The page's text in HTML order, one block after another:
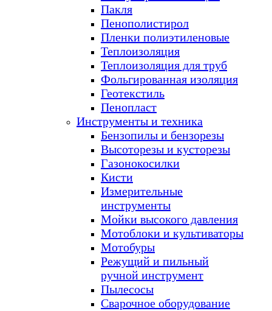
Пакля
Пенополистирол
Пленки полиэтиленовые
Теплоизоляция
Теплоизоляция для труб
Фольгированная изоляция
Геотекстиль
Пенопласт
Инструменты и техника
Бензопилы и бензорезы
Высоторезы и кусторезы
Газонокосилки
Кисти
Измерительные
инструменты
Мойки высокого давления
Мотоблоки и культиваторы
Мотобуры
Режущий и пильный
ручной инструмент
Пылесосы
Сварочное оборудование